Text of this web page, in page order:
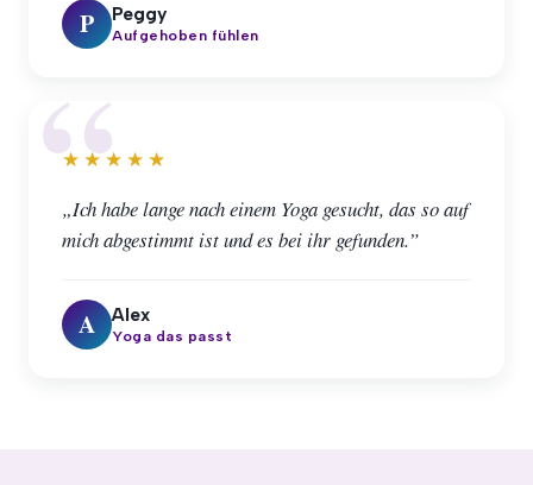
P Peggy
Aufgehoben fühlen
★★★★★
„Ich habe lange nach einem Yoga gesucht, das so auf
mich abgestimmt ist und es bei ihr gefunden.”
A Alex
Yoga das passt